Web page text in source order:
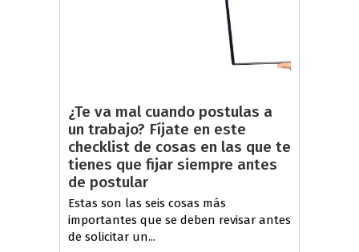
¿Te va mal cuando postulas a
un trabajo? Fíjate en este
checklist de cosas en las que te
tienes que fijar siempre antes
de postular
Estas son las seis cosas más
importantes que se deben revisar antes
de solicitar un...